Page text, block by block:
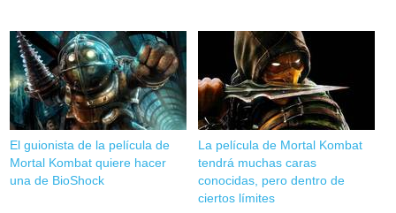
El guionista de la película de
Mortal Kombat quiere hacer
una de BioShock
La película de Mortal Kombat
tendrá muchas caras
conocidas, pero dentro de
ciertos límites